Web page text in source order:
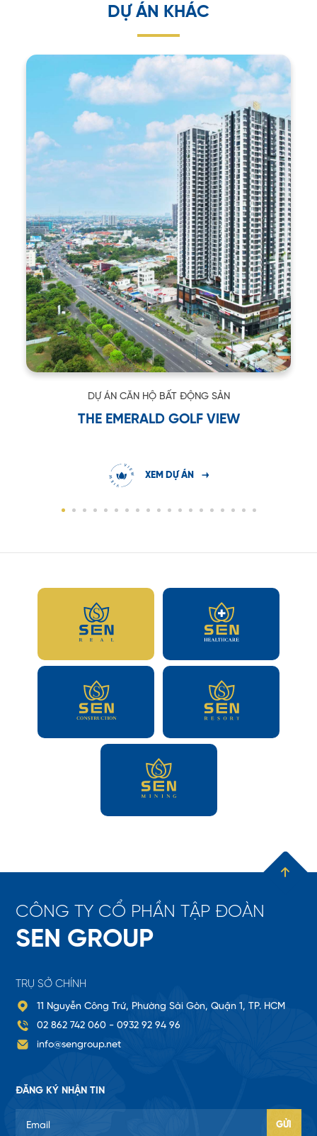
DỰ ÁN KHÁC
DỰ ÁN CĂN HỘ BẤT ĐỘNG SẢN
THE EMERALD GOLF VIEW
XEM DỰ ÁN
CÔNG TY CỔ PHẦN TẬP ĐOÀN
SEN GROUP
TRỤ SỞ CHÍNH
11 Nguyễn Công Trứ, Phường Sài Gòn, Quận 1, TP. HCM
02 862 742 060 -0932 92 94 96
info@sengroup.net
ĐĂNG KÝ NHẬN TIN
Email GỬI